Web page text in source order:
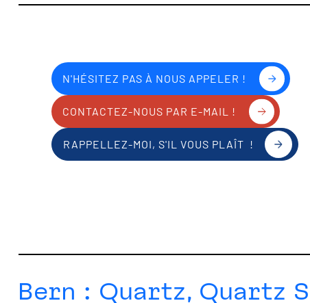
N'HÉSITEZ PAS À NOUS APPELER !
CONTACTEZ-NOUS PAR E-MAIL !
RAPPELLEZ-MOI, S'IL VOUS PLAÎT !
Bern : Quartz, Quartz